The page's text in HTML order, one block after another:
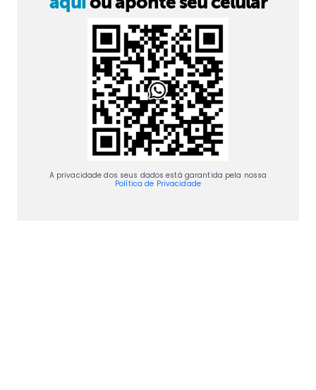
A privacidade dos seus dados está garantida pela nossa
Política de Privacidade